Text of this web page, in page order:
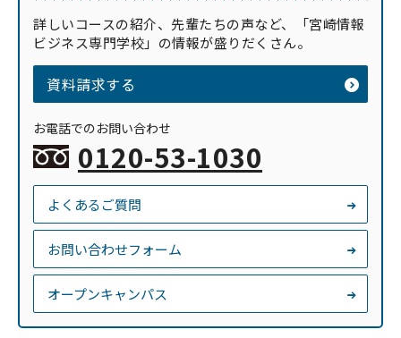
詳しいコースの紹介、先輩たちの声など、「宮崎情報
ビジネス専門学校」の情報が盛りだくさん。
資料請求する
お電話でのお問い合わせ
0120-53-1030
よくあるご質問
お問い合わせフォーム
オープンキャンパス